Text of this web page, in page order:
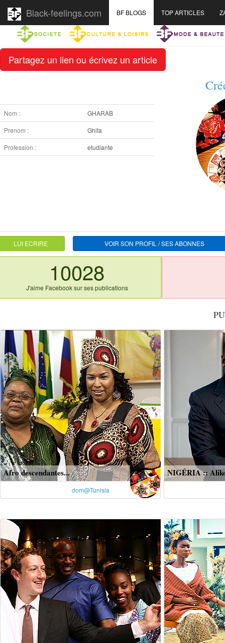
Partagez un lien ou écrivez un article
Black-feelings.com BF BLOGS TOP ARTICLES
Nom :
GHARAB
Prenom :
Ghita
Profession :
etudiante
LUI ECRIRE VOIR SON PROFIL / SES ABONNES
10028
J'aime Facebook sur ses publications
Afro descendantes...
dom@Tunisia
NIGÉRIA ::